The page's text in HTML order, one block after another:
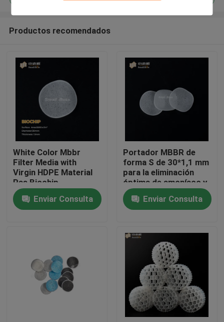
Hogar
Productos
Viaje de la fábrica
Productos recomendados
White Color Mbbr
Filter Media with
Virgin HDPE Material
Ras Biochip
Enviar Consulta
Portador MBBR de
forma S de 30*1,1 mm
para la eliminación
óptima de amoníaco y
nitritos en la filtración
acuícolaEnviar Consulta